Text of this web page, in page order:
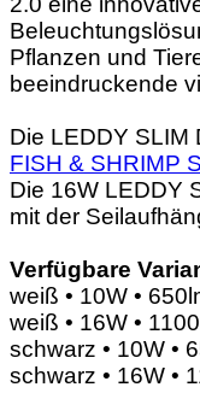
Pflanzen und
beeindruckende
Die LEDDY SLIM
FISH & SHRIMP
Die 16W LEDDY
mit der
Verfügbare
weiß • 10W •
weiß • 16W •
schwarz • 10W •
schwarz • 16W •